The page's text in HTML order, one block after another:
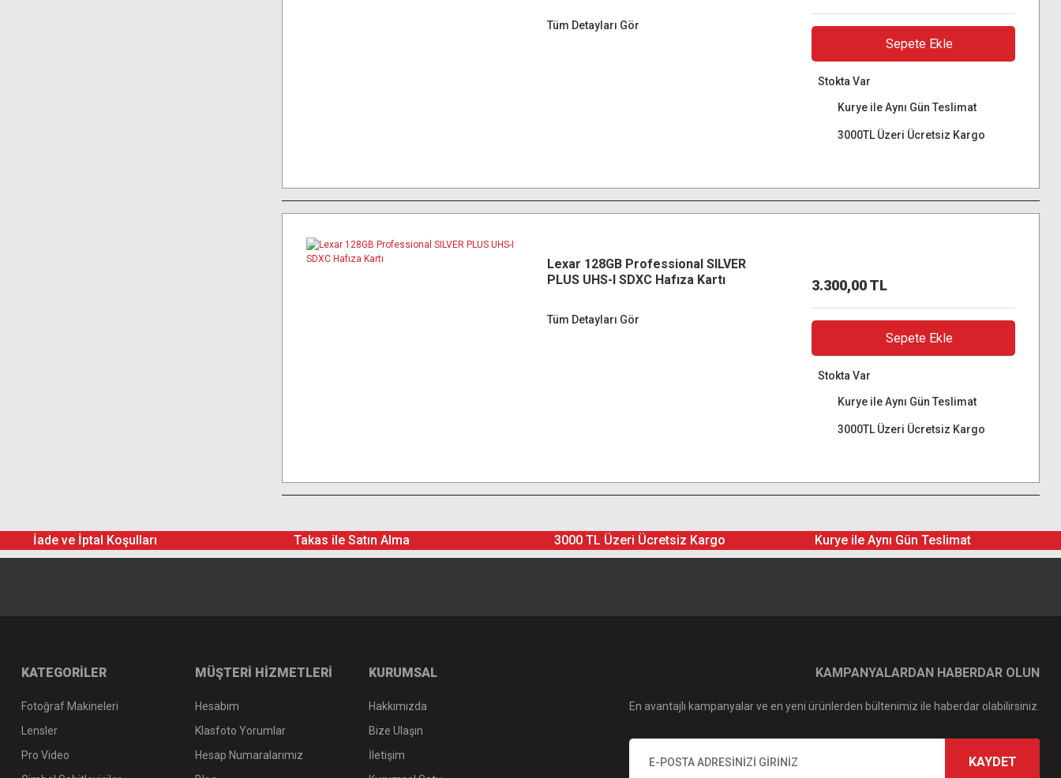
Tüm Detayları Gör
Sepete Ekle
Stokta Var
Kurye ile Aynı Gün Teslimat
3000TL Üzeri Ücretsiz Kargo
Lexar 128GB Professional SILVER
PLUS UHS-I SDXC Hafıza Kartı
Tüm Detayları Gör
3.300,00 TL
Sepete Ekle
Stokta Var
Kurye ile Aynı Gün Teslimat
3000TL Üzeri Ücretsiz Kargo
İade ve İptal Koşulları Takas ile Satın Alma 3000 TL Üzeri Ücretsiz Kargo Kurye ile Aynı Gün Teslimat
KATEGORİLER
Fotoğraf Makineleri
Lensler
Pro Video
MÜŞTERİ HİZMETLERİ
Hesabım
Klasfoto Yorumlar
Hesap Numaralarımız
KURUMSAL
Hakkımızda
Bize Ulaşın
İletişim
KAMPANYALARDAN HABERDAR OLUN
En avantajlı kampanyalar ve en yeni ürünlerden bültenimiz ile haberdar olabilirsiniz.
KAYDET